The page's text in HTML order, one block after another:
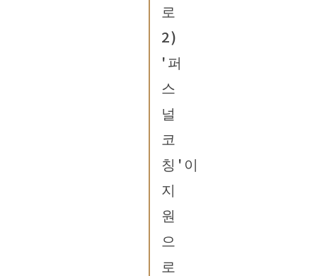
로
2)
'퍼
스
널
코
칭'이
지
원
으
로